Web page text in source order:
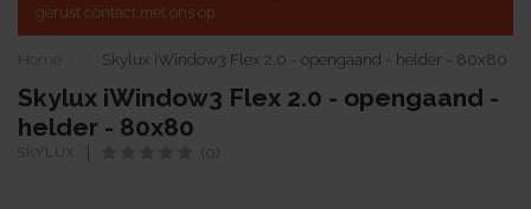
gerust contact met ons op.
Home Skylux iWindow3 Flex 2.0 - opengaand - helder - 80x80
Skylux iWindow3 Flex 2.0 - opengaand -
helder - 80x80
SKYLUX (0)